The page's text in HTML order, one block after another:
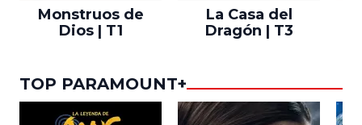
Monstruos de
Dios | T1
La Casa del
Dragón | T3
TOP PARAMOUNT+